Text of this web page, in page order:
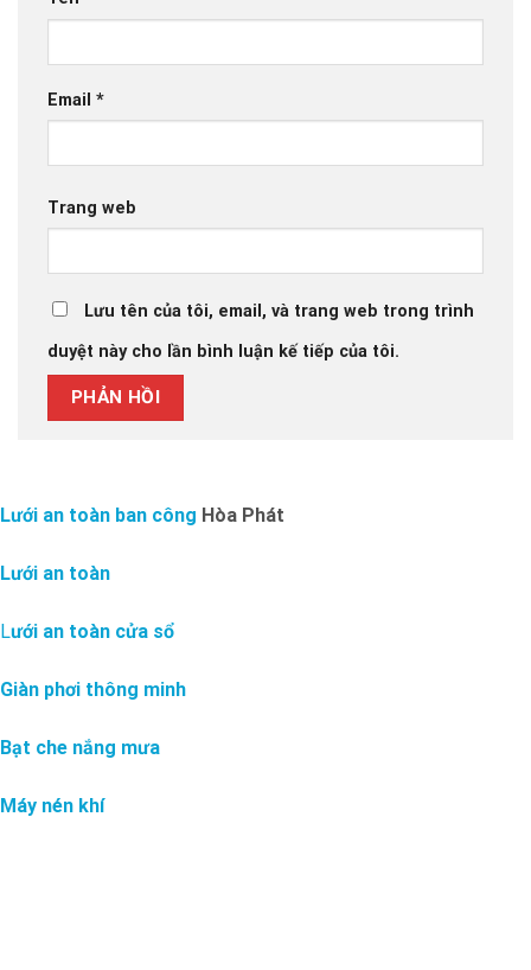
Email *
Trang web
Lưu tên của tôi, email, và trang web trong trình
duyệt này cho lần bình luận kế tiếp của tôi.
Lưới an toàn ban công Hòa Phát
Lưới an toàn
Lưới an toàn cửa sổ
Giàn phơi thông minh
Bạt che nắng mưa
Máy nén khí